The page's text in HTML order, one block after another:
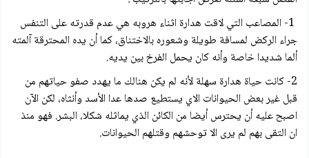
1- المصاعب التي لاقت هدارة اثناء هروبه هي عدم قدرته على التنفس
جراء الركض لمسافة طويلة وشعوره بالاختناق، كما أن يده المحترقة آلمته
ألما شديدا خاصة وأنه كان يحمل الفرخ بين يديه.
2- كانت حياة هدارة سهلة لأنه لم يكن هنالك ما يهدد صفو حياتهم من
قبل غير بعض الحيوانات الاي يستطيع صدها عدا الأسد وأنثاه، لكن الآن
اصبح عليه أن يحترس أيضا من الكائن الذي يماثله شكلا، البشر. فهو منذ
ان التقى بهم لم يرى الا توحشهم وقتلهم الحيوانات.